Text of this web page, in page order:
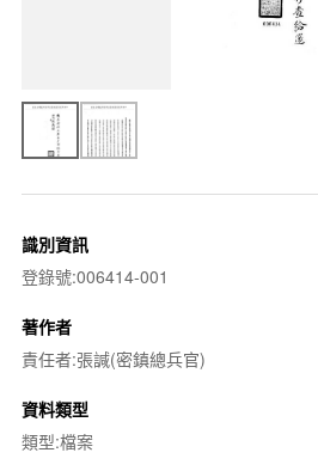
識別資訊
登錄號:006414-001
著作者
責任者:張諴(密鎮總兵官)
資料類型
類型:檔案